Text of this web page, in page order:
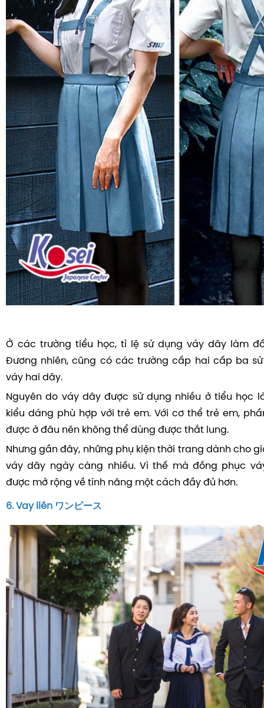
Ở các trường tiểu học, tỉ lệ sử dụng váy dây làm
Đương nhiên, cũng có các trường cấp hai cấp ba
váy hai dây.
Nguyên do váy dây được sử dụng nhiều ở tiểu học
kiểu dáng phù hợp với trẻ em. Với cơ thể trẻ em,
được ở đâu nên không thể dùng được thắt lung.
Nhưng gần đây, những phụ kiện thời trang dành cho
váy dây ngày càng nhiều. Vì thế mà đồng phục
được mở rộng về tính năng một cách đầy đủ hơn.
6. Váy liền ワンピース